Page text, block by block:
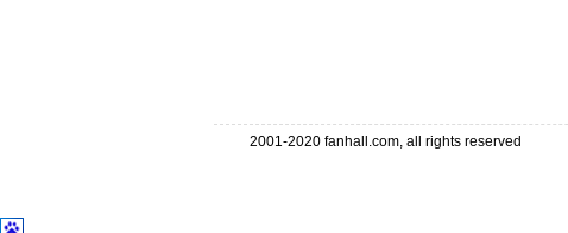
2001-2020 fanhall.com, all rights reserved